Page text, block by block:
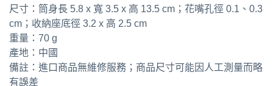
尺寸：筒身長 5.8 x 寬 3.5 x 高 13.5 cm；花嘴孔徑 0.1、0.3
cm；收納座底徑 3.2 x 高 2.5 cm
重量：70 g
產地：中國
備註：進口商品無維修服務；商品尺寸可能因人工測量而略
有誤差